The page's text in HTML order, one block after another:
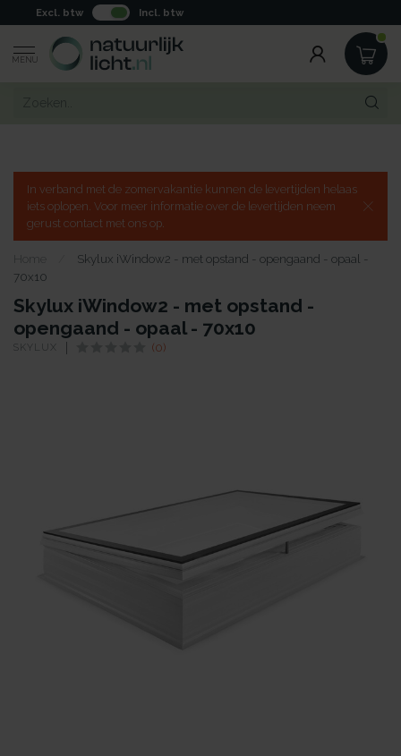
Excl. btw Incl. btw
MENU
In verband met de zomervakantie kunnen de levertijden helaas
iets oplopen. Voor meer informatie over de levertijden neem
gerust contact met ons op.
Home
Skylux iWindow2 - met opstand - opengaand - opaal -
70x10
Skylux iWindow2 - met opstand -
opengaand - opaal - 70x10
SKYLUX (0)